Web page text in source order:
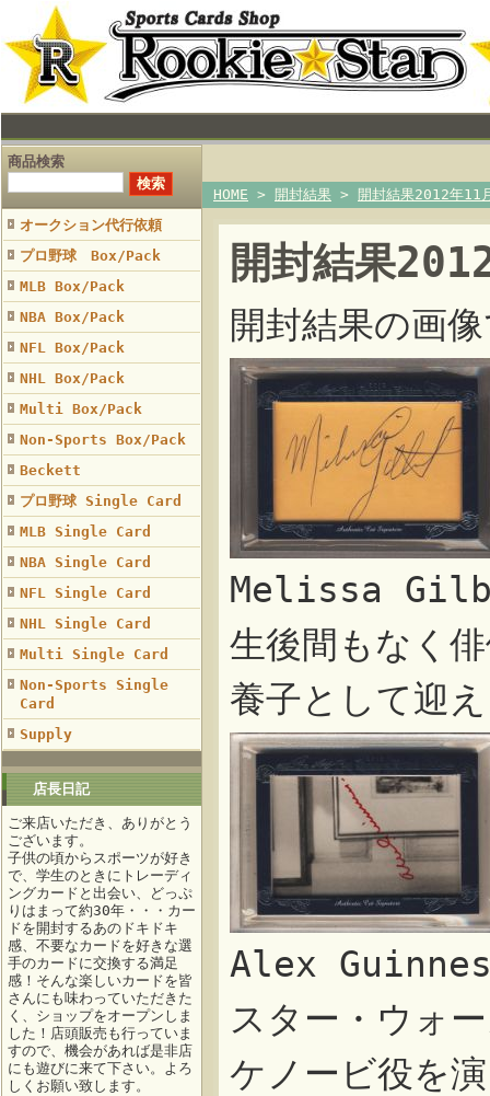
商品検索
オークション代行依頼
プロ野球 Box/Pack
MLB Box/Pack
NBA Box/Pack
NFL Box/Pack
NHL Box/Pack
Multi Box/Pack
Non-Sports Box/Pack
Beckett
プロ野球 Single Card
MLB Single Card
NBA Single Card
NFL Single Card
NHL Single Card
Multi Single Card
Non-Sports Single
Card
Supply
店長日記
ご来店いただき、ありがとう
ございます。
子供の頃からスポーツが好き
で、学生のときにトレーディ
ングカードと出会い、どっぷ
りはまって約30年・・・カー
ドを開封するあのドキドキ
感、不要なカードを好きな選
手のカードに交換する満足
感！そんな楽しいカードを皆
さんにも味わっていただきた
く、ショップをオープンしま
した！店頭販売も行っていま
すので、機会があれば是非店
にも遊びに来て下さい。よろ
しくお願い致します。
HOME > 開封結果 > 開封結果2012年11
開封結果
開封結果の画
Melissa
生後間もなく
養子として迎
Alex
スター・ウォ
ケノービ役を